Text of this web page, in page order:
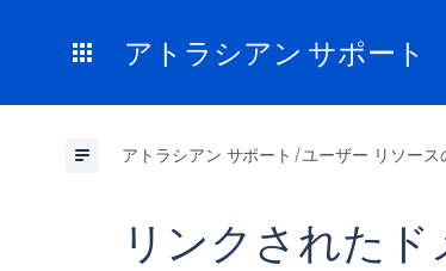
アトラシアン サポート
アトラシアン サポート ユーザー リソー
リンクされた